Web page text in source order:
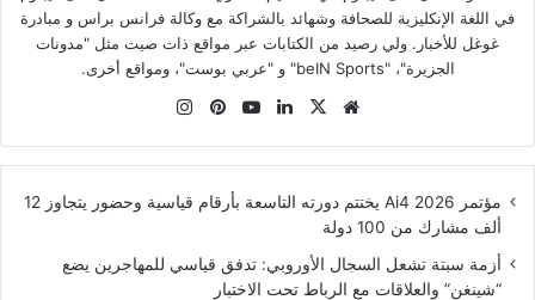
في اللغة الإنكليزية للصحافة وشهائد بالشراكة مع وكالة فرانس براس و مبادرة
غوغل للأخبار. ولي رصيد من الكتابات عبر مواقع ذات صيت مثل "مدونات
الجزيرة"، "beIN Sports" و "عربي بوست"، ومواقع أخرى.
موقع
‫X لينكدإن‫YouTubeبينتيريست
مؤتمر Ai4 2026 يختتم دورته التاسعة بأرقام قياسية وحضور يتجاوز 12
ألف مشارك من 100 دولة
أزمة سبتة تشعل السجال الأوروبي: تدفق قياسي للمهاجرين يضع
“شينغن” والعلاقات مع الرباط تحت الاختبار